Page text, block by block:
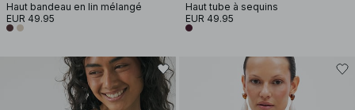
Haut bandeau en lin mélangé
EUR 49.95
Haut tube à sequins
EUR 49.95